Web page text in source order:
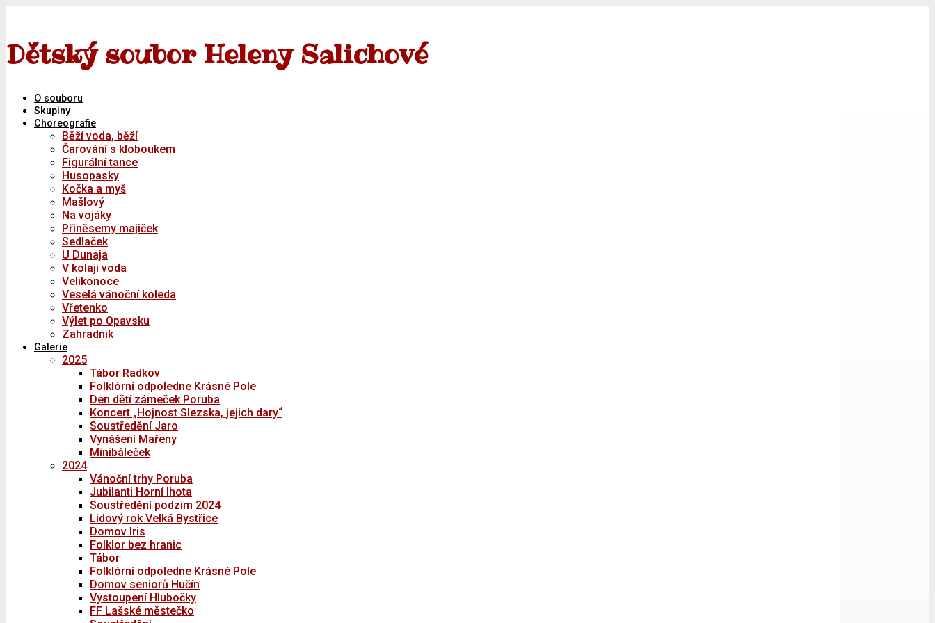
Dětský soubor Heleny Salichové
O souboru
Skupiny
Choreografie
Běží voda, běží
Čarování s kloboukem
Figurální tance
Husopasky
Kočka a myš
Mašlový
Na vojáky
Přiněsemy majiček
Sedlaček
U Dunaja
V kolaji voda
Velikonoce
Veselá vánoční koleda
Vřetenko
Výlet po Opavsku
Zahradnik
Galerie
2025
Tábor Radkov
Folklórní odpoledne Krásné Pole
Den dětí zámeček Poruba
Koncert „Hojnost Slezska, jejich dary“
Soustředění Jaro
Vynášení Mařeny
Minibáleček
2024
Vánoční trhy Poruba
Jubilanti Horní lhota
Soustředění podzim 2024
Lidový rok Velká Bystřice
Domov Iris
Folklor bez hranic
Tábor
Folklórní odpoledne Krásné Pole
Domov seniorů Hučín
Vystoupení Hlubočky
FF Lašské městečko